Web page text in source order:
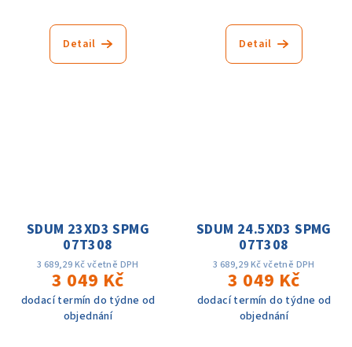
Detail Detail
SDUM 23XD3 SPMG
07T308
3 689,29 Kč včetně DPH
3 049 Kč
dodací termín do týdne od
objednání
SDUM 24.5XD3 SPMG
07T308
3 689,29 Kč včetně DPH
3 049 Kč
dodací termín do týdne od
objednání